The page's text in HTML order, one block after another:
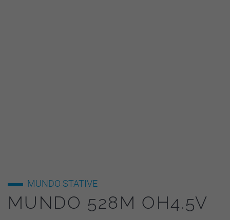
MUNDO 528M OH4.5V
MUNDO STATIVE